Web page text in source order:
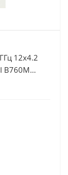
12x4.2
B760M
8Гб,